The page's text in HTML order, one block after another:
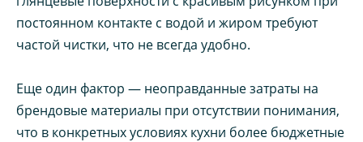
постоянном контакте с водой и жиром требуют
частой чистки, что не всегда удобно.
Еще один фактор — неоправданные затраты на
брендовые материалы при отсутствии понимания,
что в конкретных условиях кухни более бюджетные